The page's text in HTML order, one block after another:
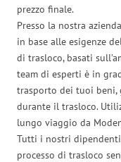
prezzo finale.
Presso la nostra
in base alle esigenze
di trasloco, basati
team di esperti è in
trasporto dei tuoi beni,
durante il trasloco.
lungo viaggio da
Tutti i nostri
processo di trasloco